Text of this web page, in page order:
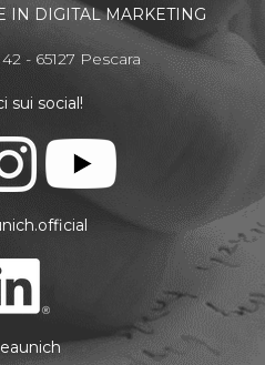
IN DIGITAL MARKETING
- 65127 Pescara
sui social!